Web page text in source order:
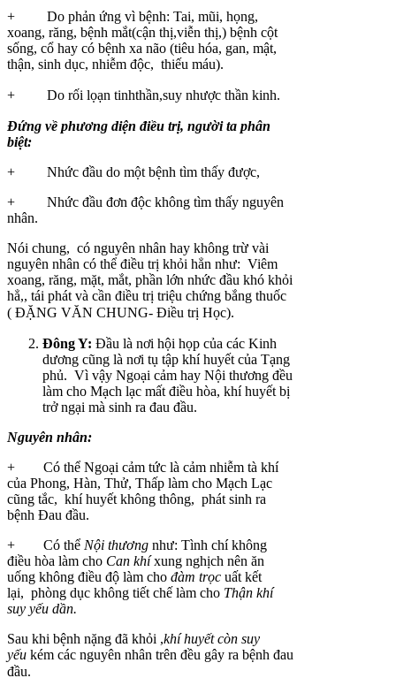
+ Do phản ứng vì bệnh: Tai, mũi, họng,
xoang, răng, bệnh mắt(cận thị,viễn thị,) bệnh cột
sống, cổ hay có bệnh xa não (tiêu hóa, gan, mật,
thận, sinh dục, nhiễm độc, thiếu máu).
+ Do rối lọạn tinhthần,suy nhược thần kinh.
Đứng về phương diện điều trị, người ta phân
biệt:
+ Nhức đầu do một bệnh tìm thấy được,
+ Nhức đầu đơn độc không tìm thấy nguyên
nhân.
Nói chung, có nguyên nhân hay không trừ vài
nguyên nhân có thể điều trị khỏi hẳn như: Viêm
xoang, răng, mặt, mắt, phần lớn nhức đầu khó khỏi
hẳ,, tái phát và cần điều trị triệu chứng bắng thuốc
( ĐẶNG VĂN CHUNG- Điều trị Học).
Đông Y: Đầu là nơi hội họp của các Kinh
dương cũng là nơi tụ tập khí huyết của Tạng
phủ. Vì vậy Ngoại cảm hay Nội thương đều
làm cho Mạch lạc mất điều hòa, khí huyết bị
trở ngại mà sinh ra đau đầu.
Nguyên nhân:
+ Có thể Ngoại cảm tức là cảm nhiễm tà khí
của Phong, Hàn, Thử, Thấp làm cho Mạch Lạc
cũng tắc, khí huyết không thông, phát sinh ra
bệnh Đau đầu.
+ Có thể Nội thương như: Tình chí không
điều hòa làm cho Can khíxung nghịch nên ăn
uống không điều độ làm cho đàm trọc uất kết
lại, phòng dục không tiết chế làm cho Thận khí
suy yếu dần.
Sau khi bệnh nặng đã khỏi ,khí huyết còn suy
yếu kém các nguyên nhân trên đều gây ra bệnh đau
đầu.